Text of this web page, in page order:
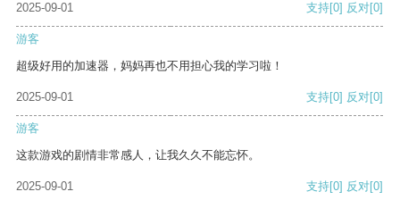
2025-09-01
支持[0] 反对[0]
游客
超级好用的加速器，妈妈再也不用担心我的学习啦！
2025-09-01 支持[0] 反对[0]
游客
这款游戏的剧情非常感人，让我久久不能忘怀。
2025-09-01 支持[0] 反对[0]